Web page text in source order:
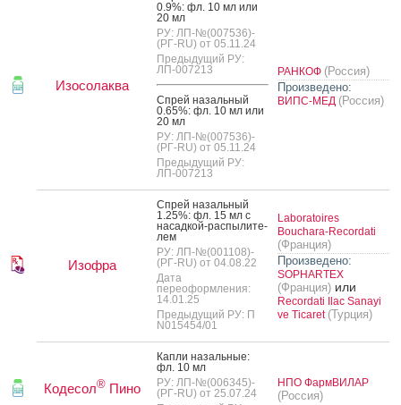
Изосолаква
0.9%: фл. 10 мл или
20 мл
РУ: ЛП-№(007536)-
(РГ-RU) от 05.11.24
Предыдущий РУ:
ЛП-007213
Спрей на­заль­ный
0.65%: фл. 10 мл или
20 мл
РУ: ЛП-№(007536)-
(РГ-RU) от 05.11.24
Предыдущий РУ:
ЛП-007213
РАНКОФ (Россия)
Произведено:
ВИПС-МЕД (Россия)
Изофра
Спрей на­заль­ный
1.25%: фл. 15 мл с
на­сад­кой-рас­пы­лите­
лем
РУ: ЛП-№(001108)-
(РГ-RU) от 04.08.22
Дата
переоформления:
14.01.25
Предыдущий РУ: П
N015454/01
Laboratoires
Bouchara-Recordati
(Франция)
Произведено:
SOPHARTEX
(Франция) или
Recordati Ilac Sanayi
ve Ticaret (Турция)
Кодесол® Пино
Кап­ли на­заль­ные:
фл. 10 мл
РУ: ЛП-№(006345)-
(РГ-RU) от 25.07.24
НПО ФармВИЛАР
(Россия)